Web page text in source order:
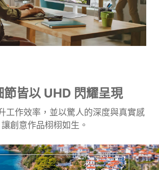
節皆以 UHD 閃耀呈現
工作效率，並以驚人的深度與真實感
讓創意作品栩栩如生。